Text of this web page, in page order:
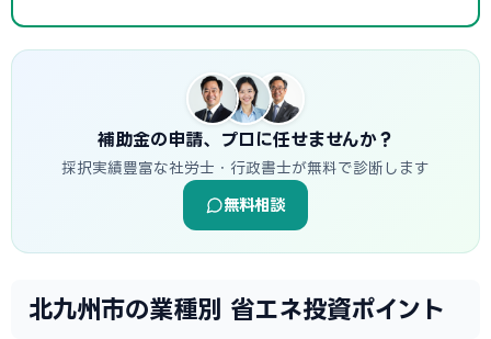
補助金の申請、プロに任せませんか？
採択実績豊富な社労士・行政書士が無料で診断します
無料相談
北九州市の業種別 省エネ投資ポイント